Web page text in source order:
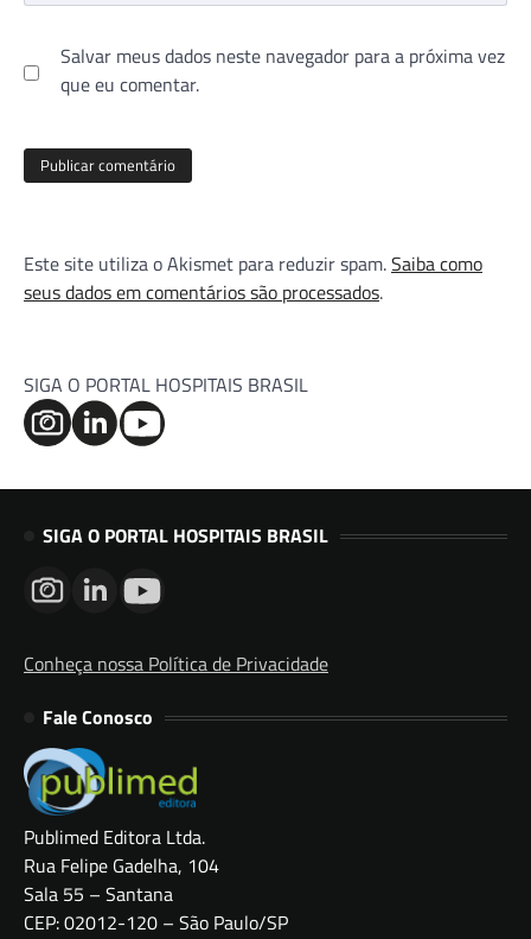
Salvar meus dados neste navegador para a próxima vez
que eu comentar.
Este site utiliza o Akismet para reduzir spam.Saiba como
seus dados em comentários são processados.
SIGA O PORTAL HOSPITAIS BRASIL
SIGA O PORTAL HOSPITAIS BRASIL
Conheça nossa Política de Privacidade
Fale Conosco
Publimed Editora Ltda.
Rua Felipe Gadelha, 104
Sala 55 – Santana
CEP: 02012-120 – São Paulo/SP